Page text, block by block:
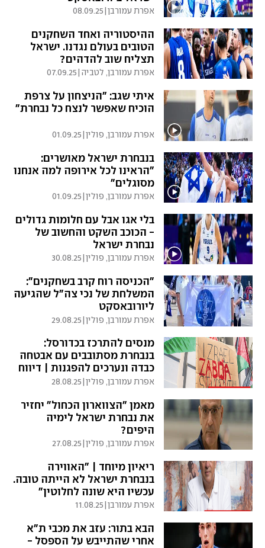
אפרת עמורבן|
08.09.25
ההיסטוריה ואחד השחקנים
הטובים בעולם נגדנו. ישראל
תצליח שוב להדהים?
אפרת עמורבן, לטביה 07.09.25
איתי שגב: "הניצחון על צרפת
הוכיח שאפשר לנצח כל נבחרת"
אפרת עמורבן, פולין|
01.09.25
בנבחרת ישראל מאושרים:
"הראינו לכל אירופה למה אנחנו
מסוגלים"
אפרת עמורבן, פולין|
01.09.25
בלי אגו אבל עם חלומות גדולים
- הכוכב השקט והחשוב של
נבחרת ישראל
אפרת עמורבן, פולין|
30.08.25
"הכניסה רוח קרב בשחקנים":
המשלחת של נכי צה"ל שהגיעה
ליורובאסקט
אפרת עמורבן, פולין|
29.08.25
מנסים להתרכז בכדורסל:
בנבחרת מסתובבים עם אבטחה
כבדה ונערכים להפגנות | דיווח
מיוחד
אפרת עמורבן, פולין|
28.08.25
מאמן "הצווארון הכחול" יחזיר
את נבחרת ישראל לימיה
היפים?
אפרת עמורבן, פולין|
27.08.25
ריאיון מיוחד | "האווירה
בנבחרת ישראל לא הייתה טובה.
עכשיו היא שונה לחלוטין"
אפרת עמורבן|
11.08.25
הבא בתור: עזב את מכבי ת"א
אחרי שהתייבש על הספסל -